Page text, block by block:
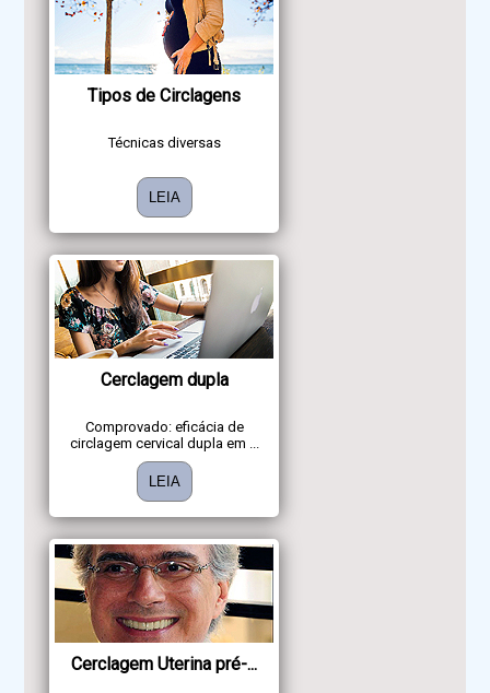
Tipos de Circlagens
Técnicas diversas
LEIA
Cerclagem dupla
Comprovado: eficácia de
circlagem cervical dupla em ...
LEIA
Cerclagem Uterina pré-...